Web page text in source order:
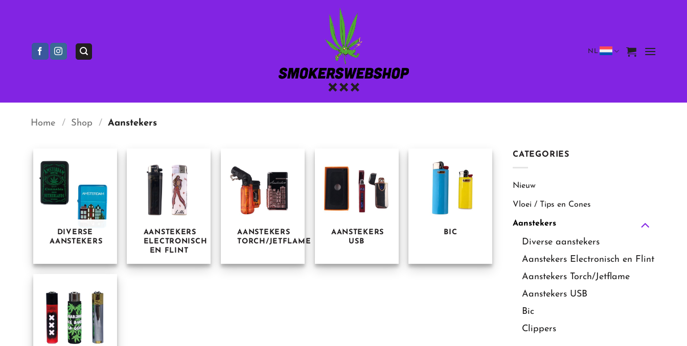
NL
Home / Shop / Aanstekers
DIVERSE
AANSTEKERS
AANSTEKERS
ELECTRONISCH
EN FLINT
AANSTEKERS
TORCH/JETFLAME
AANSTEKERS
USB
BIC
CATEGORIES
Nieuw
Vloei / Tips en Cones
Aanstekers
Diverse aanstekers
Aanstekers Electronisch en Flint
Aanstekers Torch/Jetflame
Aanstekers USB
Bic
Clippers